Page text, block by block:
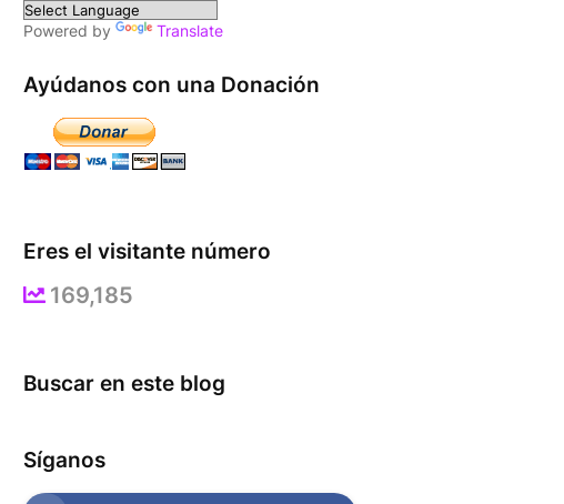
Powered by Translate
Ayúdanos con una Donación
Eres el visitante número
169,185
Buscar en este blog
Síganos